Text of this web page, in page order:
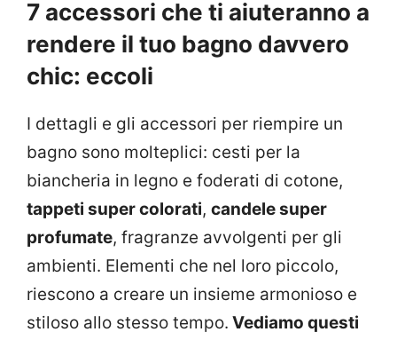
7 accessori che ti aiuteranno a
rendere il tuo bagno davvero
chic: eccoli
I dettagli e gli accessori per riempire un
bagno sono molteplici: cesti per la
biancheria in legno e foderati di cotone,
tappeti super colorati, candele super
profumate, fragranze avvolgenti per gli
ambienti. Elementi che nel loro piccolo,
riescono a creare un insieme armonioso e
stiloso allo stesso tempo. Vediamo questi